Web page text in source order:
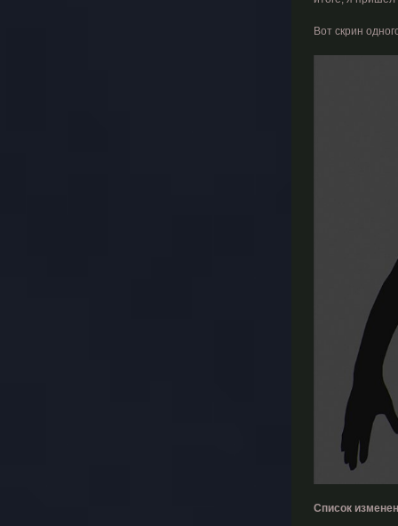
Вот скрин
Список